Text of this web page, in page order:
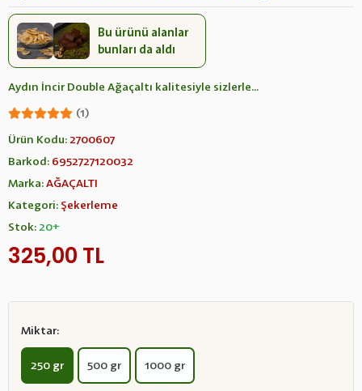
Bu ürünü alanlar
bunları da aldı
Aydın İncir Double Ağaçaltı kalitesiyle sizlerle...
(1)
Ürün Kodu:2700607
Barkod: 6952727120032
Marka:AĞAÇALTI
Kategori: Şekerleme
Stok:20+
325,00 TL
Miktar:
250 gr 500 gr 1000 gr